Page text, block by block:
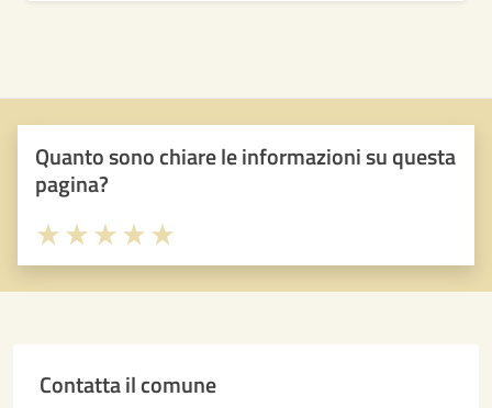
Quanto sono chiare le informazioni su questa
pagina?
Valuta 5 stelle su 5
Valuta 4 stelle su 5
Valuta 3 stelle su 5
Valuta 2 stelle su 5
Valuta 1 stelle su 5
Contatta il comune